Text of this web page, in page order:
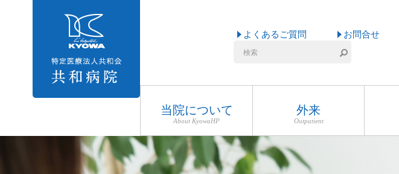
よくあるご質問 お問合せ
当院について
About KyowaHP
外来
Outpatient